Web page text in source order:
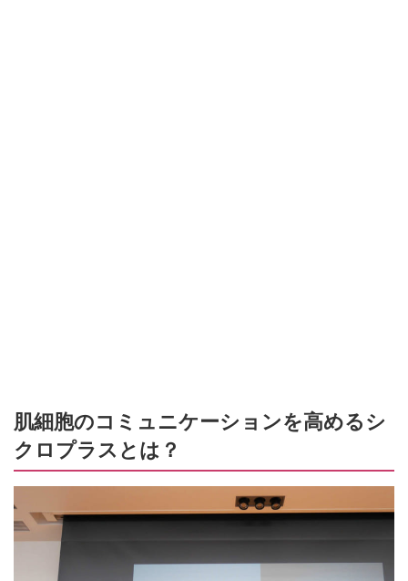
肌細胞のコミュニケーションを高めるシ
クロプラスとは？